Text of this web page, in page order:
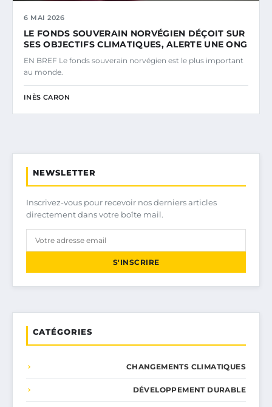
6 MAI 2026
LE FONDS SOUVERAIN NORVÉGIEN DÉÇOIT SUR
SES OBJECTIFS CLIMATIQUES, ALERTE UNE ONG
EN BREF Le fonds souverain norvégien est le plus important
au monde.
INÈS CARON
NEWSLETTER
Inscrivez-vous pour recevoir nos derniers articles
directement dans votre boîte mail.
S'INSCRIRE
CATÉGORIES
CHANGEMENTS CLIMATIQUES
DÉVELOPPEMENT DURABLE